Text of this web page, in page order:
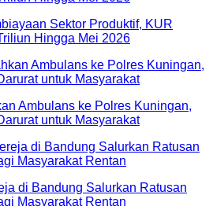
Sektor Produktif, KUR
Hingga Mei 2026
Ambulans ke Polres Kuningan,
untuk Masyarakat
di Bandung Salurkan Ratusan
Masyarakat Rentan